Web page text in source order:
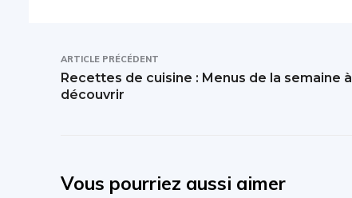
ARTICLE PRÉCÉDENT
Recettes de cuisine : Menus de la semaine à
découvrir
Vous pourriez aussi aimer